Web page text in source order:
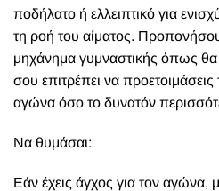
ποδήλατο ή ελλειπτικό για
τη ροή του αίματος.
μηχάνημα γυμναστικής όπως θα
σου επιτρέπει να
αγώνα όσο το δυνατόν
Να θυμάσαι:
Εάν έχεις άγχος για τον αγώνα,